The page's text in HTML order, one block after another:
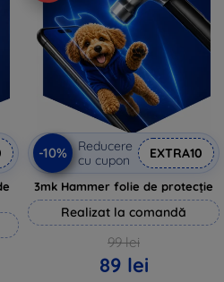
-10%
Reducere
cu cupon
EXTRA10
3mk Hammer folie de protecție
Realizat la comandă
99 lei
89 lei